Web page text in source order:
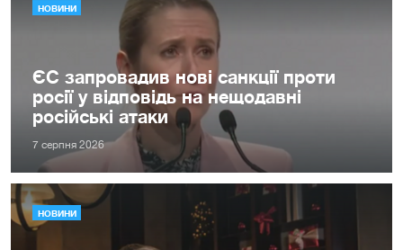
НОВИНИ
ЄС запровадив нові санкції проти
росії у відповідь на нещодавні
російські атаки
7 серпня 2026
НОВИНИ